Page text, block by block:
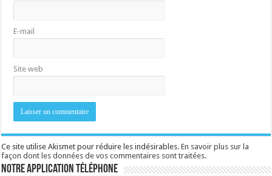
E-mail
Site web
Ce site utilise Akismet pour réduire les indésirables.En savoir plus sur la
façon dont les données de vos commentaires sont traitées.
Notre application téléphone